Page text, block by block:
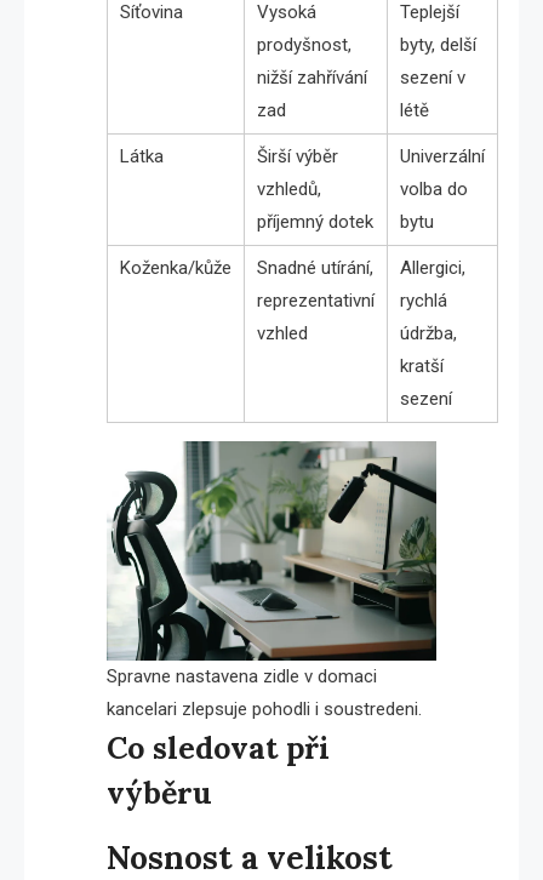
Síťovina
Vysoká
prodyšnost,
nižší zahřívání
zad
Teplejší
byty, delší
sezení v
létě
Látka
Širší výběr
vzhledů,
příjemný dotek
Univerzální
volba do
bytu
Koženka/kůže
Snadné utírání,
reprezentativní
vzhled
Allergici,
rychlá
údržba,
kratší
sezení
Spravne nastavena zidle v domaci
kancelari zlepsuje pohodli i soustredeni.
Co sledovat při
výběru
Nosnost a velikost